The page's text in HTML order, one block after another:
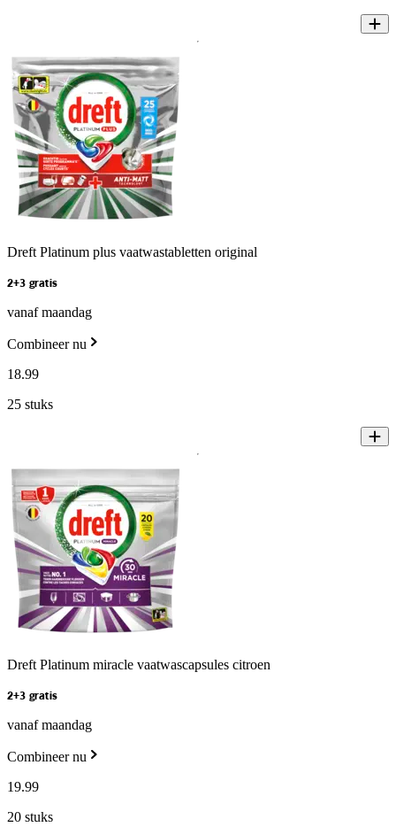
Dreft Platinum plus vaatwastabletten original
2+3 gratis
vanaf maandag
Combineer nu
18.99
25 stuks
Dreft Platinum miracle vaatwascapsules citroen
2+3 gratis
vanaf maandag
Combineer nu
19.99
20 stuks